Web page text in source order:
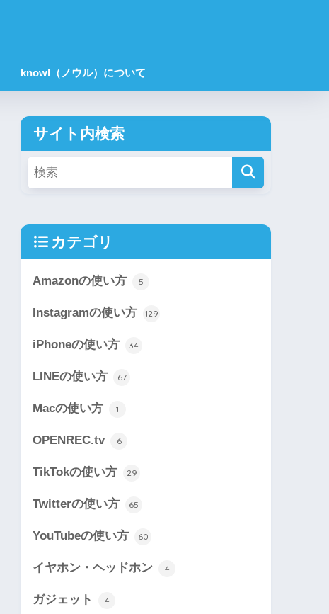
knowl（ノウル）について
サイト内検索
カテゴリ
Amazonの使い方 5
Instagramの使い方 129
iPhoneの使い方 34
LINEの使い方 67
Macの使い方 1
OPENREC.tv 6
TikTokの使い方 29
Twitterの使い方 65
YouTubeの使い方 60
イヤホン・ヘッドホン 4
ガジェット 4